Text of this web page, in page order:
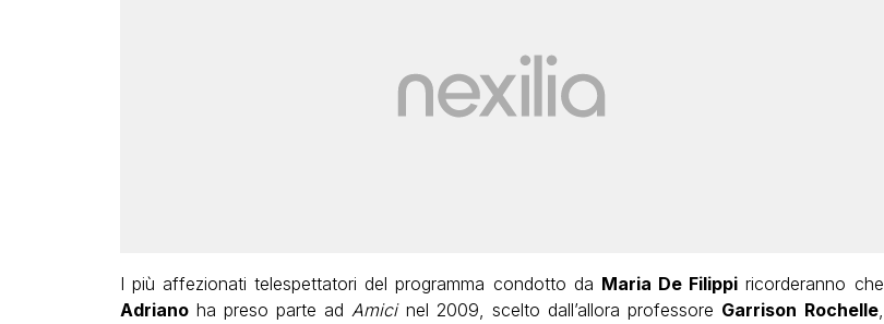
I più affezionati telespettatori del programma condotto da Maria De Filippi ricorderanno che
Adrianoha preso parte adAmicinel 2009, scelto dall’allora professore Garrison Rochelle,